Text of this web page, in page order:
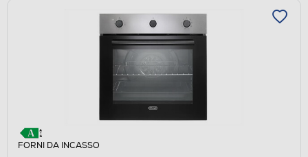
FORNI DA INCASSO